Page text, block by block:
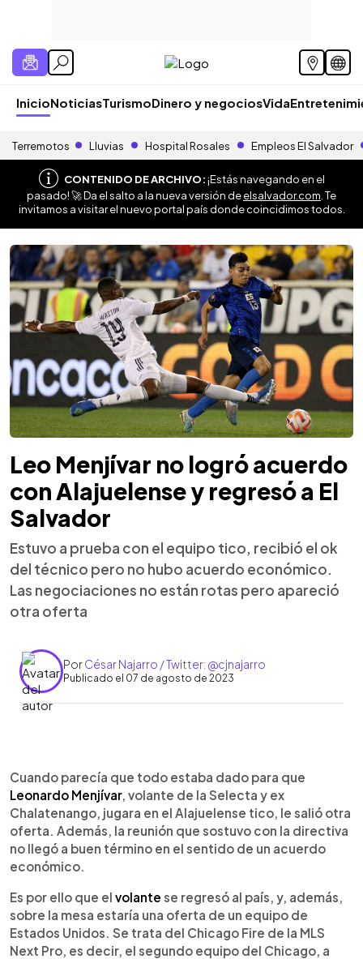
InicioNoticiasTurismoDinero y negociosVida
Terremotos Lluvias Hospital Rosales Empleos El Salvador
CONTENIDO DE ARCHIVO:¡Estás navegando en el
pasado! 🚀 Da el salto a la nueva versión deelsalvador.com . Te
invitamos a visitar el nuevo portal país donde coincidimos todos.
Leo Menjívar no logró acuerdo
con Alajuelense y regresó a El
Salvador
Estuvo a prueba con el equipo tico, recibió el ok
del técnico pero no hubo acuerdo económico.
Las negociaciones no están rotas pero apareció
otra oferta
PorCésar Najarro / Twitter: @cjnajarro
Publicado el 07 de agosto de 2023
► Escuchar artículo
Cuando parecía que todo estaba dado para que
Leonardo Menjívar, volante de la Selecta y ex
Chalatenango, jugara en el Alajuelense tico, le salió otra
oferta. Además, la reunión que sostuvo con la directiva
no llegó a buen término en el sentido de un acuerdo
económico.
Es por ello que el volante se regresó al país, y, además,
sobre la mesa estaría una oferta de un equipo de
Estados Unidos. Se trata del Chicago Fire de la MLS
Next Pro, es decir, el segundo equipo del Chicago, a